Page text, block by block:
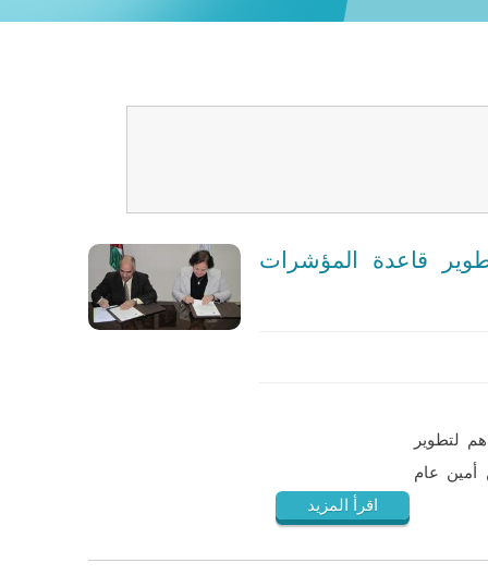
قاعدة المؤشرات
لتطوير
أمين عام
اقرأ المزيد